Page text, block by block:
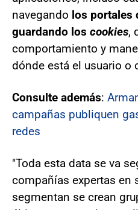
navegando los portales
guardando los cookies,
comportamiento y
dónde está el usuario o
Consulte además:
campañas publiquen
redes
"Toda esta data se va
compañías expertas en
segmentan se crean